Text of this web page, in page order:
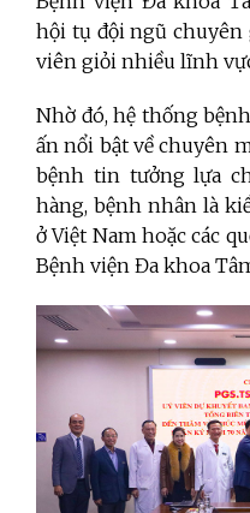
hội tụ đội ngũ chuyên
viên giỏi nhiều lĩnh
Nhờ đó, hệ thống
ấn nổi bật về chuyên
bệnh tin tưởng lựa
hàng, bệnh nhân là
ở Việt Nam hoặc các
Bệnh viện Đa khoa